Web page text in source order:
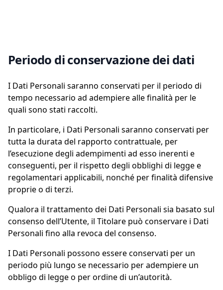
Periodo di conservazione dei dati
I Dati Personali saranno conservati per il periodo di
tempo necessario ad adempiere alle finalità per le
quali sono stati raccolti.
In particolare, i Dati Personali saranno conservati per
tutta la durata del rapporto contrattuale, per
l’esecuzione degli adempimenti ad esso inerenti e
conseguenti, per il rispetto degli obblighi di legge e
regolamentari applicabili, nonché per finalità difensive
proprie o di terzi.
Qualora il trattamento dei Dati Personali sia basato sul
consenso dell’Utente, il Titolare può conservare i Dati
Personali fino alla revoca del consenso.
I Dati Personali possono essere conservati per un
periodo più lungo se necessario per adempiere un
obbligo di legge o per ordine di un’autorità.